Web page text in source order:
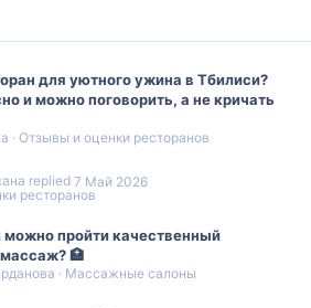
для уютного ужина в Тбилиси?
и можно поговорить, а не кричать
Отзывы и оценки ресторанов
ресторанов
7 Май 2026
можно пройти качественный
🏥
Массажные салоны